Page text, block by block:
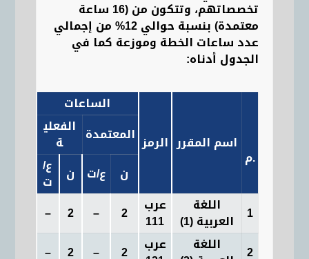
تخصصاتهم، وتتكون من (16 ساعة
معتمدة) بنسبة حوالي 12% من إجمالي
عدد ساعات الخطة وموزعة كما في
الجدول أدناه:
الساعات
الرمز اسم المقرر
م.
الفعلي
ة
المعتمدة
ع/
ت ن ع/ت
ن
– 2 – 2 عرب
111
اللغة
العربية (1 )
1
– 2 – 2 عرب اللغة 2